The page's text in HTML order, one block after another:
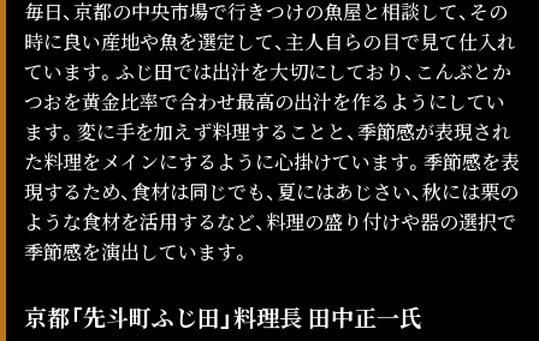
毎日、京都の中央市場で行きつけの魚屋と相談して、その
時に良い産地や魚を選定して、主人自らの目で見て仕入れ
ています。ふじ田では出汁を大切にしており、こんぶとか
つおを黄金比率で合わせ最高の出汁を作るようにしてい
ます。変に手を加えず料理することと、季節感が表現され
た料理をメインにするように心掛けています。季節感を表
現するため、食材は同じでも、夏にはあじさい、秋には栗の
ような食材を活用するなど、料理の盛り付けや器の選択で
季節感を演出しています。
京都「先斗町ふじ田」料理長 田中正一氏